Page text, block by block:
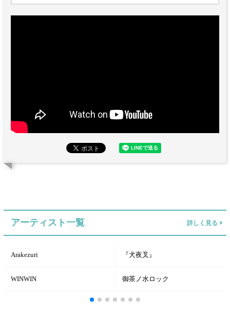
アーティスト一覧 詳しく見る
Arakezuri 『犬夜叉』
WINWIN 御茶ノ水ロック